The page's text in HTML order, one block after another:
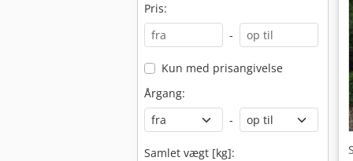
Pris:
-
Kun med prisangivelse
Årgang:
-
Samlet vægt [kg]: